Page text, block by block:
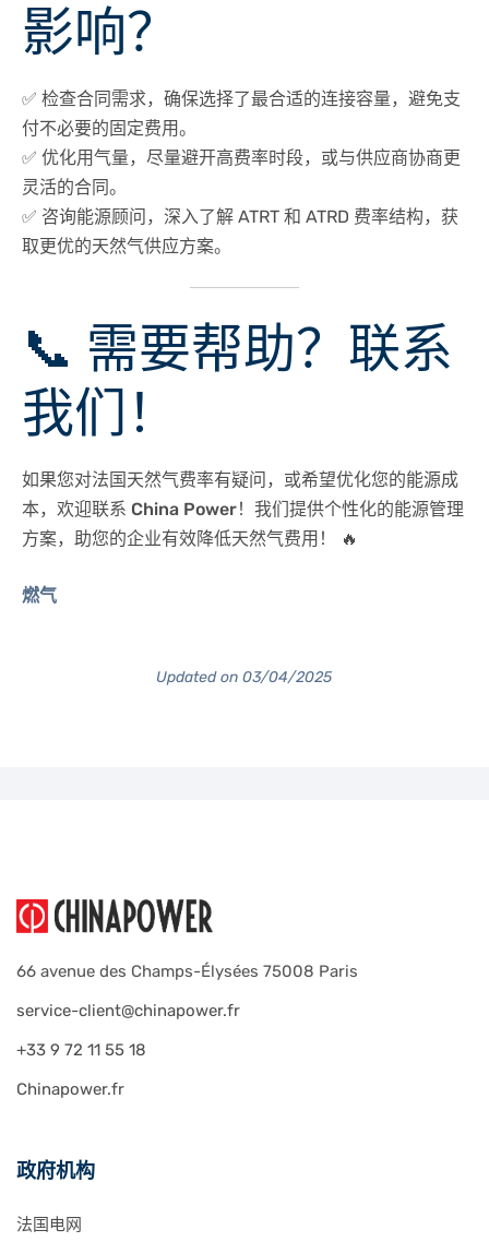
影响？
✅ 检查合同需求，确保选择了最合适的连接容量，避免支
付不必要的固定费用。
✅ 优化用气量，尽量避开高费率时段，或与供应商协商更
灵活的合同。
✅ 咨询能源顾问 ，深入了解 ATRT 和 ATRD 费率结构，获
取更优的天然气供应方案。
📞 需要帮助？联系
我们！
如果您对法国天然气费率有疑问，或希望优化您的能源成
本，欢迎联系 China Power！我们提供个性化的能源管理
方案，助您的企业有效降低天然气费用！ 🔥
燃气
Updated on 03/04/2025
66 avenue des Champs-Élysées 75008 Paris
service-client@chinapower.fr
+33 9 72 11 55 18
Chinapower.fr
政府机构
法国电网